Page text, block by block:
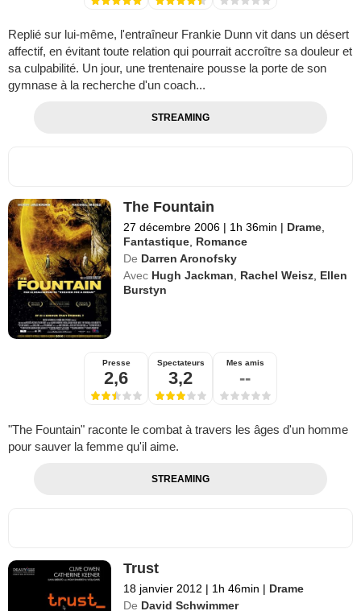
Replié sur lui-même, l'entraîneur Frankie Dunn vit dans un désert
affectif, en évitant toute relation qui pourrait accroître sa douleur et
sa culpabilité. Un jour, une trentenaire pousse la porte de son
gymnase à la recherche d'un coach...
STREAMING
The Fountain
27 décembre 2006 | 1h 36min | Drame,
Fantastique, Romance
De Darren Aronofsky
Avec Hugh Jackman, Rachel Weisz, Ellen
Burstyn
Presse
2,6
Spectateurs
3,2
Mes amis
--
"The Fountain" raconte le combat à travers les âges d'un homme
pour sauver la femme qu'il aime.
STREAMING
Trust
18 janvier 2012 | 1h 46min | Drame
De David Schwimmer